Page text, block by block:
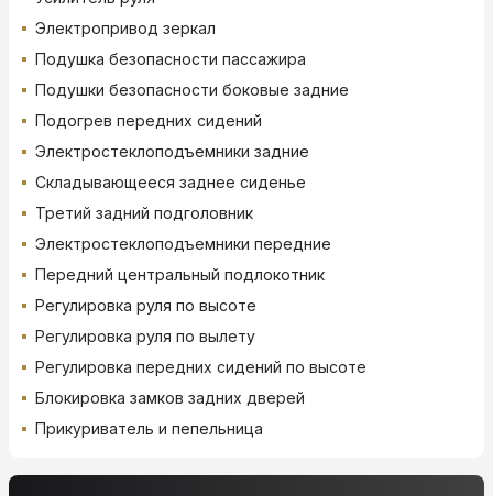
Электропривод зеркал
Подушка безопасности пассажира
Подушки безопасности боковые задние
Подогрев передних сидений
Электростеклоподъемники задние
Складывающееся заднее сиденье
Третий задний подголовник
Электростеклоподъемники передние
Передний центральный подлокотник
Регулировка руля по высоте
Регулировка руля по вылету
Регулировка передних сидений по высоте
Блокировка замков задних дверей
Прикуриватель и пепельница